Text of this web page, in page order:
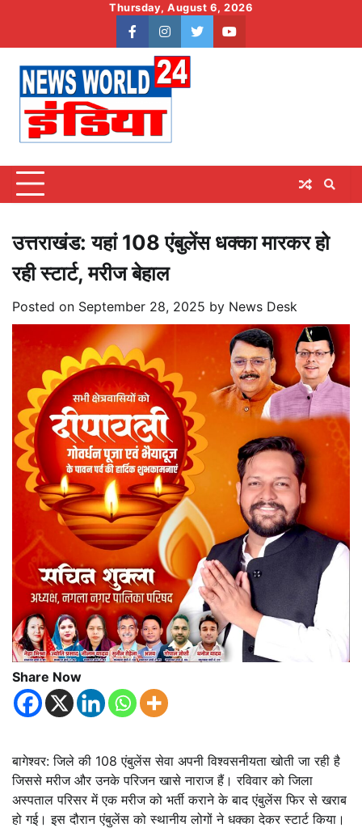
content
Thursday, August 6, 2026
facebookinstagram
twitteryoutube
उत्तराखंड: यहां 108 एंबुलेंस धक्का मारकर हो
रही स्टार्ट, मरीज बेहाल
Posted on September 28, 2025 by News Desk
Share Now
बागेश्वर: जिले की 108 एंबुलेंस सेवा अपनी विश्वसनीयता खोती जा रही है
जिससे मरीज और उनके परिजन खासे नाराज हैं। रविवार को जिला
अस्पताल परिसर में एक मरीज को भर्ती कराने के बाद एंबुलेंस फिर से खराब
हो गई। इस दौरान एंबुलेंस को स्थानीय लोगों ने धक्का देकर स्टार्ट किया।